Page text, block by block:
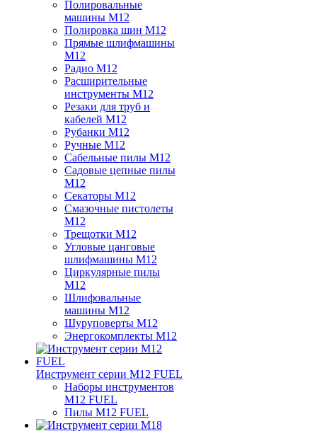
Полировальные
машины M12
Полировка шин M12
Прямые шлифмашины
M12
Радио M12
Расширительные
инструменты M12
Резаки для труб и
кабелей M12
Рубанки M12
Ручные M12
Сабельные пилы M12
Садовые цепные пилы
M12
Секаторы M12
Смазочные пистолеты
M12
Трещотки M12
Угловые цанговые
шлифмашины M12
Циркулярные пилы
M12
Шлифовальные
машины M12
Шуруповерты M12
Энергокомплекты M12
Инструмент серии M12 FUEL
Наборы инструментов
M12 FUEL
Пилы M12 FUEL